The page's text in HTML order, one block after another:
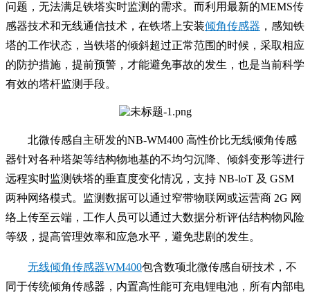
问题，无法满足铁塔实时监测的需求。而利用最新的MEMS传
感器技术和无线通信技术，在铁塔上安装倾角传感器 ，感知铁
塔的工作状态，当铁塔的倾斜超过正常范围的时候，采取相应
的防护措施，提前预警，才能避免事故的发生，也是当前科学
有效的塔杆监测手段。
北微传感自主研发的NB-WM400 高性价比无线倾角传感
器针对各种塔架等结构物地基的不均匀沉降、倾斜变形等进行
远程实时监测铁塔的垂直度变化情况，支持 NB-loT 及 GSM
两种网络模式。监测数据可以通过窄带物联网或运营商 2G 网
络上传至云端，工作人员可以通过大数据分析评估结构物风险
等级，提高管理效率和应急水平，避免悲剧的发生。
无线倾角传感器WM400包含数项北微传感自研技术，不
同于传统倾角传感器，内置高性能可充电锂电池，所有内部电